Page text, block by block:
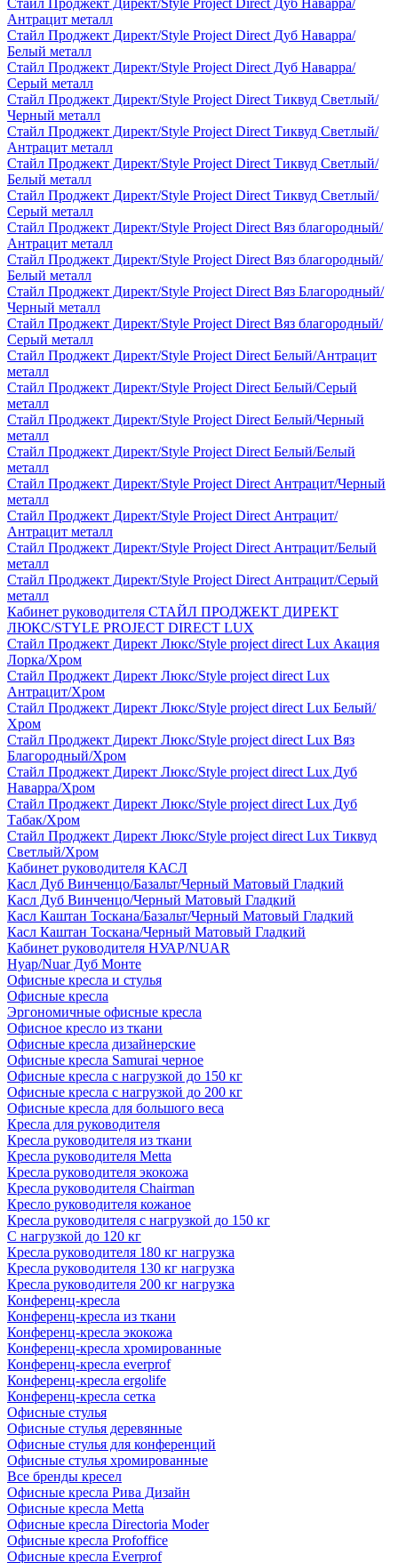
Стайл Проджект Директ/Style Project Direct Дуб Наварра/
Антрацит металл
Стайл Проджект Директ/Style Project Direct Дуб Наварра/
Белый металл
Стайл Проджект Директ/Style Project Direct Дуб Наварра/
Серый металл
Стайл Проджект Директ/Style Project Direct Тиквуд Светлый/
Черный металл
Стайл Проджект Директ/Style Project Direct Тиквуд Светлый/
Антрацит металл
Стайл Проджект Директ/Style Project Direct Тиквуд Светлый/
Белый металл
Стайл Проджект Директ/Style Project Direct Тиквуд Светлый/
Серый металл
Стайл Проджект Директ/Style Project Direct Вяз благородный/
Антрацит металл
Стайл Проджект Директ/Style Project Direct Вяз благородный/
Белый металл
Стайл Проджект Директ/Style Project Direct Вяз Благородный/
Черный металл
Стайл Проджект Директ/Style Project Direct Вяз благородный/
Серый металл
Стайл Проджект Директ/Style Project Direct Белый/Антрацит
металл
Стайл Проджект Директ/Style Project Direct Белый/Серый
металл
Стайл Проджект Директ/Style Project Direct Белый/Черный
металл
Стайл Проджект Директ/Style Project Direct Белый/Белый
металл
Стайл Проджект Директ/Style Project Direct Антрацит/Черный
металл
Стайл Проджект Директ/Style Project Direct Антрацит/
Антрацит металл
Стайл Проджект Директ/Style Project Direct Антрацит/Белый
металл
Стайл Проджект Директ/Style Project Direct Антрацит/Серый
металл
Кабинет руководителя СТАЙЛ ПРОДЖЕКТ ДИРЕКТ
ЛЮКС/STYLE PROJECT DIRECT LUX
Стайл Проджект Директ Люкс/Style project direct Lux Акация
Лорка/Хром
Стайл Проджект Директ Люкс/Style project direct Lux
Антрацит/Хром
Стайл Проджект Директ Люкс/Style project direct Lux Белый/
Хром
Стайл Проджект Директ Люкс/Style project direct Lux Вяз
Благородный/Хром
Стайл Проджект Директ Люкс/Style project direct Lux Дуб
Наварра/Хром
Стайл Проджект Директ Люкс/Style project direct Lux Дуб
Табак/Хром
Стайл Проджект Директ Люкс/Style project direct Lux Тиквуд
Светлый/Хром
Кабинет руководителя КАСЛ
Касл Дуб Винченцо/Базальт/Черный Матовый Гладкий
Касл Дуб Винченцо/Черный Матовый Гладкий
Касл Каштан Тоскана/Базальт/Черный Матовый Гладкий
Касл Каштан Тоскана/Черный Матовый Гладкий
Кабинет руководителя НУАР/NUAR
Нуар/Nuar Дуб Монте
Офисные кресла и стулья
Офисные кресла
Эргономичные офисные кресла
Офисное кресло из ткани
Офисные кресла дизайнерские
Офисные кресла Samurai черное
Офисные кресла с нагрузкой до 150 кг
Офисные кресла с нагрузкой до 200 кг
Офисные кресла для большого веса
Кресла для руководителя
Кресла руководителя из ткани
Кресла руководителя Metta
Кресла руководителя экокожа
Кресла руководителя Chairman
Кресло руководителя кожаное
Кресла руководителя с нагрузкой до 150 кг
С нагрузкой до 120 кг
Кресла руководителя 180 кг нагрузка
Кресла руководителя 130 кг нагрузка
Кресла руководителя 200 кг нагрузка
Конференц-кресла
Конференц-кресла из ткани
Конференц-кресла экокожа
Конференц-кресла хромированные
Конференц-кресла everprof
Конференц-кресла ergolife
Конференц-кресла сетка
Офисные стулья
Офисные стулья деревянные
Офисные стулья для конференций
Офисные стулья хромированные
Все бренды кресел
Офисные кресла Рива Дизайн
Офисные кресла Metta
Офисные кресла Directoria Moder
Офисные кресла Profoffice
Офисные кресла Everprof